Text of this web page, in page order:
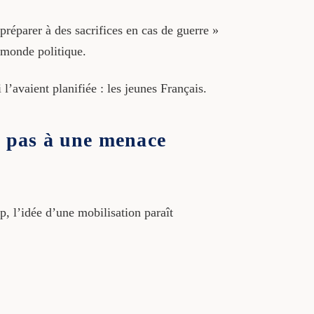
à des sacrifices en cas de guerre »
politique.
planifiée : les jeunes Français.
à une menace
l’idée d’une mobilisation paraît